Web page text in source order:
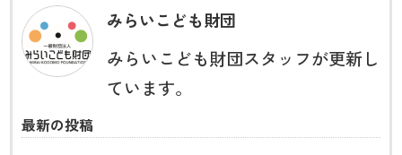
みらいこども財団
みらいこども財団スタッフが更新し
ています。
最新の投稿